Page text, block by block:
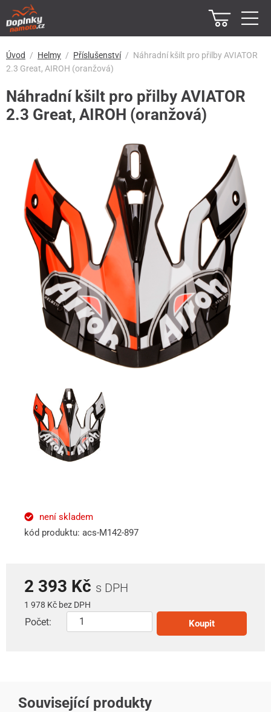
Úvod Helmy Příslušenství
Náhradní kšilt pro přilby AVIATOR
2.3 Great, AIROH (oranžová)
Náhradní kšilt pro přilby AVIATOR
2.3 Great, AIROH (oranžová)
není skladem
kód produktu: acs-M142-897
2 393 Kč s DPH
1 978 Kč bez DPH
Počet: Koupit
Související produkty